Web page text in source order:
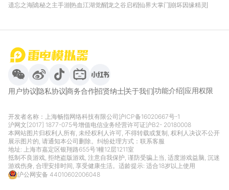
遗忘之海诡秘之主手游热血江湖觉醒龙之谷启程仙界大掌门 崩坏因缘精灵
用户协议隐私协议商务合作招贤纳士关于我们功能介绍 应用权限
开发者名称：上海畅指网络科技有限公司沪ICP备16020667号-1
沪网文[2017] 1877-075号增值电信业务经营许可证沪B2- 20180008
本网站图片归权利人所有, 未经权利人许可, 不得转载或复制, 权利人决议不公开
展示图片的, 请通知本公司删除。纠纷处理方式： 联系客服
地址: 上海市嘉定区银翔路655号1幢12层1211室
抵制不良游戏, 拒绝盗版游戏, 注意自我保护, 谨防受骗上当, 适度游戏益脑, 沉迷
游戏伤身, 合理安排时间, 享受健康生活。适龄提示: 适合18岁以上使用
沪公网安备 44010602006048
首页
微信
微博 抖音 哔哩哔哩